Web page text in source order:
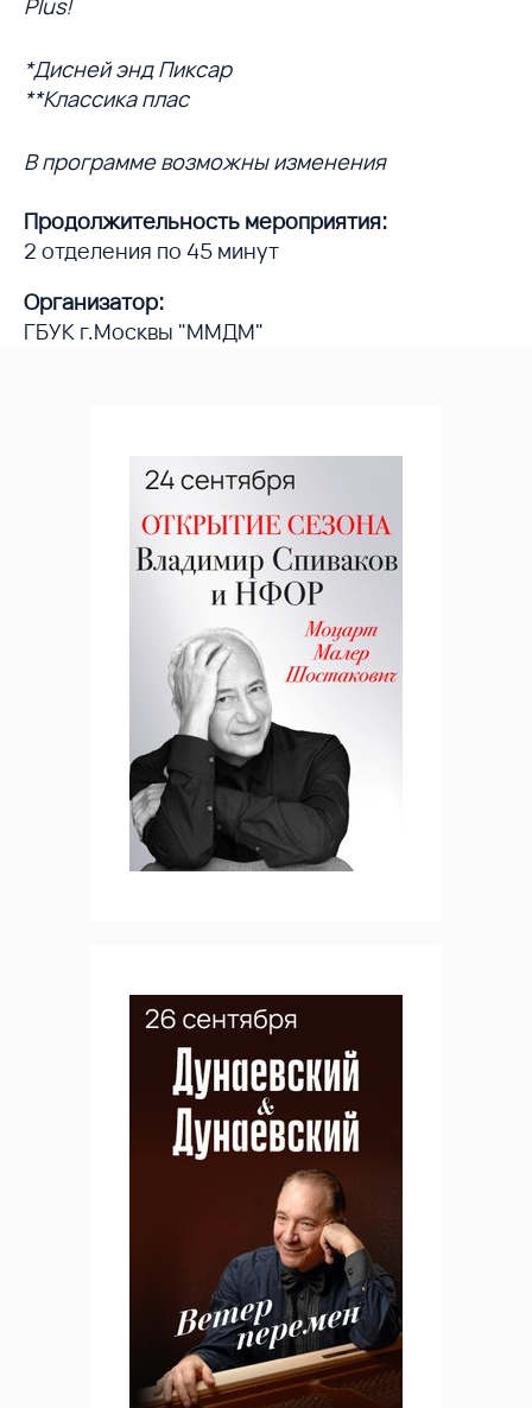
*Дисней энд Пиксар
**Классика плас
В программе возможны изменения
Продолжительность мероприятия:
2 отделения по 45 минут
Организатор:
ГБУК г.Москвы "ММДМ"